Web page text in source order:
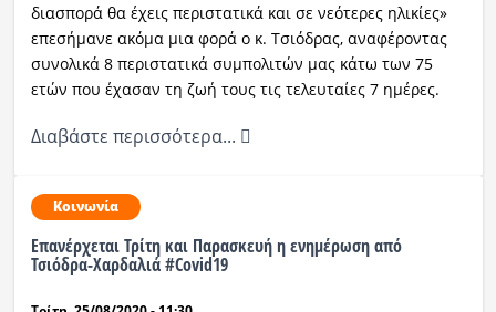
διασπορά θα έχεις περιστατικά και σε νεότερες ηλικίες»
επεσήμανε ακόμα μια φορά ο κ. Τσιόδρας, αναφέροντας
συνολικά 8 περιστατικά συμπολιτών μας κάτω των 75
ετών που έχασαν τη ζωή τους τις τελευταίες 7 ημέρες.
Διαβάστε περισσότερα...
Κοινωνία
Επανέρχεται Τρίτη και Παρασκευή η ενημέρωση από
Τσιόδρα-Χαρδαλιά #Covid19